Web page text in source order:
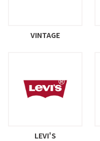
VINTAGE
LEVI'S